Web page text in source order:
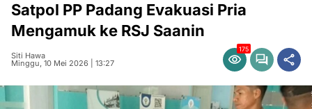
Satpol PP Padang Evakuasi Pria
Mengamuk ke RSJ Saanin
Siti Hawa
Minggu, 10 Mei 2026 | 13:27
175